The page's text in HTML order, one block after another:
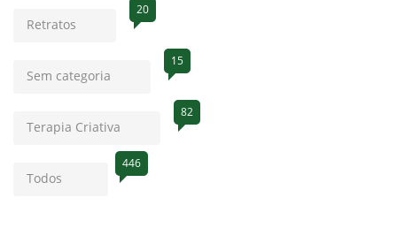
Retratos
20
Sem categoria
15
Terapia Criativa
82
Todos
446